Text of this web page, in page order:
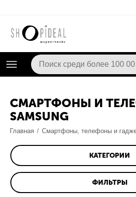
СМАРТФОНЫ И
SAMSUNG
Главная / Смартфоны, телефоны и
КАТЕГОРИИ
ФИЛЬТРЫ